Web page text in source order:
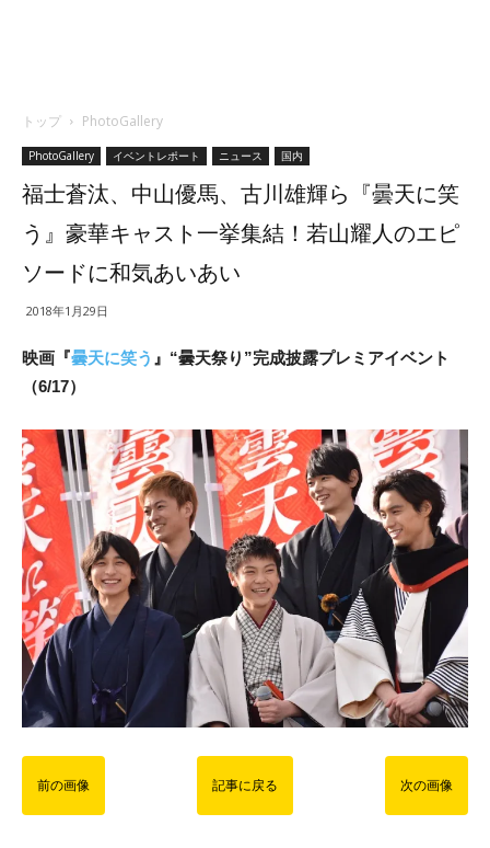
トップ PhotoGallery
PhotoGallery イベントレポート ニュース 国内
福士蒼汰、中山優馬、古川雄輝ら『曇天に笑
う』豪華キャスト一挙集結！若山耀人のエピ
ソードに和気あいあい
2018年1月29日
映画『曇天に笑う 』“曇天祭り”完成披露プレミアイベント
（6/17）
前の画像 記事に戻る 次の画像